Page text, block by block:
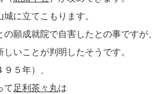
に立てこもります。
の願成就院で自害したとの事ですが、
いことが判明したそうです。
５年）、
て 足利茶々丸は